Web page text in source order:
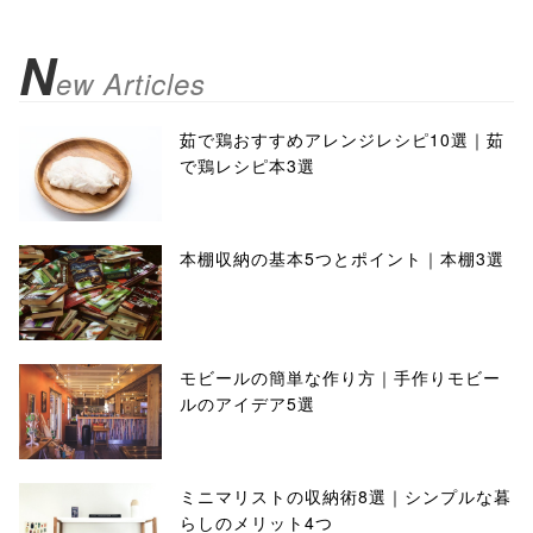
New Articles
茹で鶏おすすめアレンジレシピ10選｜茹
で鶏レシピ本3選
本棚収納の基本5つとポイント｜本棚3選
モビールの簡単な作り方｜手作りモビー
ルのアイデア5選
ミニマリストの収納術8選｜シンプルな暮
らしのメリット4つ